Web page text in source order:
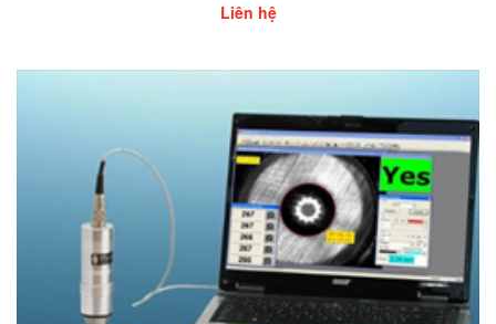
Liên hệ